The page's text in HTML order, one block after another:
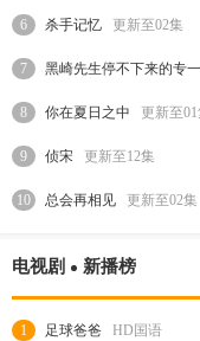
6 杀手记忆 更新至02集
7
8 你在夏日之中 更新至01
9 侦宋 更新至12集
10 总会再相见 更新至02集
电视剧 新播榜
1 足球爸爸 HD国语